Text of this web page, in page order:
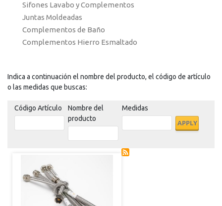
Sifones Lavabo y Complementos
Juntas Moldeadas
Complementos de Baño
Complementos Hierro Esmaltado
Indica a continuación el nombre del producto, el código de artículo
o las medidas que buscas:
Código Artículo
Nombre del
producto
Medidas